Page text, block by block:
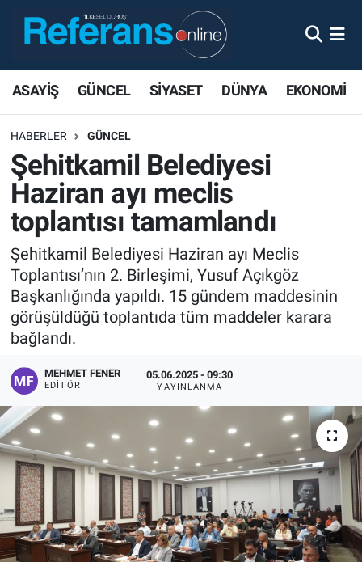
ASAYİŞ GÜNCEL SİYASET DÜNYA EKONOMİ
HABERLER GÜNCEL
Şehitkamil Belediyesi
Haziran ayı meclis
toplantısı tamamlandı
Şehitkamil Belediyesi Haziran ayı Meclis
Toplantısı’nın 2. Birleşimi, Yusuf Açıkgöz
Başkanlığında yapıldı. 15 gündem maddesinin
görüşüldüğü toplantıda tüm maddeler karara
bağlandı.
MEHMET FENER
EDITÖR
05.06.2025 - 09:30
YAYINLANMA